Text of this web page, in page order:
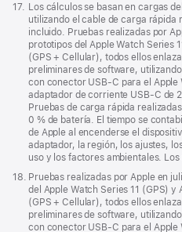
Nota
página
17. Los cálculos se basan en cargas
utilizando el cable de carga rápida
incluido. Pruebas realizadas por
prototipos del Apple Watch Series
(GPS + Cellular), todos ellos
preliminares de software,
con conector USB‑C para el Apple
adaptador de corriente USB‑C de
Pruebas de carga rápida
0 % de batería. El tiempo se
de Apple al encenderse el
adaptador, la región, los ajustes,
uso y los factores ambientales.
Nota
página
18. Pruebas realizadas por Apple en
del Apple Watch Series 11 (GPS) y
(GPS + Cellular), todos ellos
preliminares de software,
con conector USB‑C para el Apple